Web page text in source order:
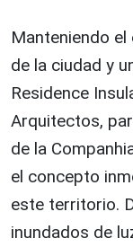
Manteniendo
de la ciudad y
Residence
Arquitectos,
de la
el concepto
este territorio.
inundados de